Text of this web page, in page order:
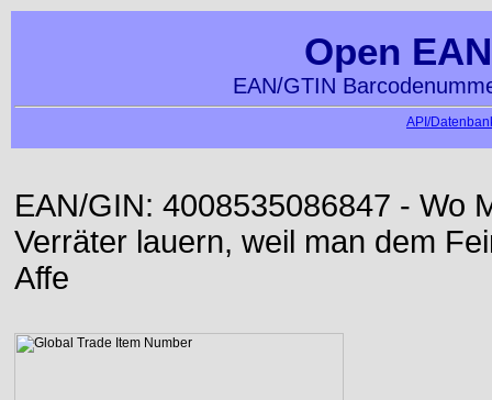
Open
EAN/GTIN
API/
EAN/GIN: 4008535086847 - Wo
Verräter lauern, weil man dem
Affe